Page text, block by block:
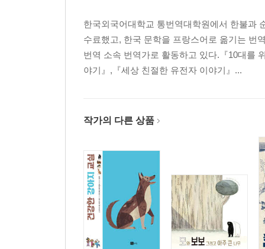
한국외국어대학교 통번역대학원에서 한불과
수료했고, 한국 문학을 프랑스어로 옮기는 번
번역 소속 번역가로 활동하고 있다.『10대를
야기』,『세상 친절한 유전자 이야기』...
작가의 다른 상품